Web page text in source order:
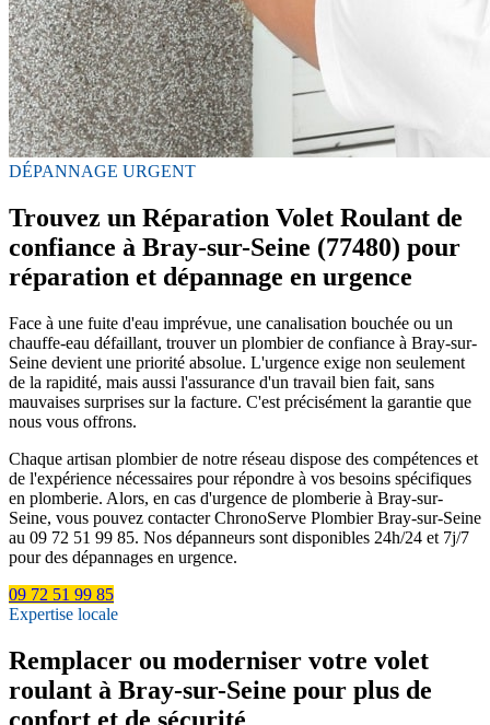
DÉPANNAGE URGENT
Trouvez un Réparation Volet Roulant de
confiance à Bray-sur-Seine (77480) pour
réparation et dépannage en urgence
Face à une fuite d'eau imprévue, une canalisation bouchée ou un
chauffe-eau défaillant, trouver un plombier de confiance à Bray-sur-
Seine devient une priorité absolue. L'urgence exige non seulement
de la rapidité, mais aussi l'assurance d'un travail bien fait, sans
mauvaises surprises sur la facture. C'est précisément la garantie que
nous vous offrons.
Chaque artisan plombier de notre réseau dispose des compétences et
de l'expérience nécessaires pour répondre à vos besoins spécifiques
en plomberie. Alors, en cas d'urgence de plomberie à Bray-sur-
Seine, vous pouvez contacter ChronoServe Plombier Bray-sur-Seine
au 09 72 51 99 85. Nos dépanneurs sont disponibles 24h/24 et 7j/7
pour des dépannages en urgence.
09 72 51 99 85
Expertise locale
Remplacer ou moderniser votre volet
roulant à Bray-sur-Seine pour plus de
confort et de sécurité